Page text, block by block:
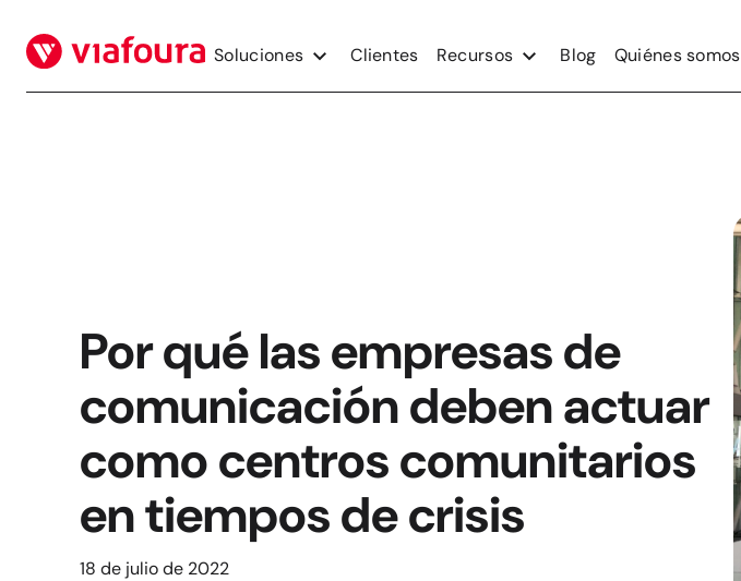
contenido
Soluciones Clientes Recursos Blog Quiénes somos
Por qué las empresas de
comunicación deben actuar
como centros comunitarios
en tiempos de crisis
18 de julio de 2022